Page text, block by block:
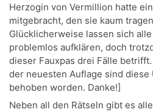
Herzogin von Vermillion hatte
mitgebracht, den sie kaum
Glücklicherweise lassen sich
problemlos aufklären, doch
dieser Fauxpas drei Fälle betrifft.
der neuesten Auflage sind
behoben worden. Danke!]
Neben all den Rätseln gibt es